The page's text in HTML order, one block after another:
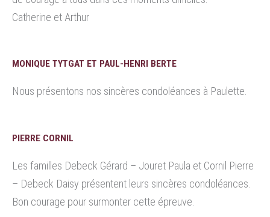
Catherine et Arthur
MONIQUE TYTGAT ET PAUL-HENRI BERTE
Nous présentons nos sincères condoléances à Paulette.
PIERRE CORNIL
Les familles Debeck Gérard – Jouret Paula et Cornil Pierre
– Debeck Daisy présentent leurs sincères condoléances.
Bon courage pour surmonter cette épreuve.